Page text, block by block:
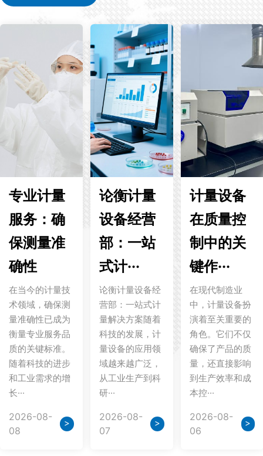
专业计量
服务：确
保测量准
确性
在当今的计量技
术领域，确保测
量准确性已成为
衡量专业服务品
质的关键标准。
随着科技的进步
和工业需求的增
长···
2026-08-
08
>
论衡计量
设备经营
部：一站
式计···
论衡计量设备经
营部：一站式计
量解决方案随着
科技的发展，计
量设备的应用领
域越来越广泛，
从工业生产到科
研···
2026-08-
07
>
计量设备
在质量控
制中的关
键作···
在现代制造业
中，计量设备扮
演着至关重要的
角色。它们不仅
确保了产品的质
量，还直接影响
到生产效率和成
本控···
2026-08-
06
>